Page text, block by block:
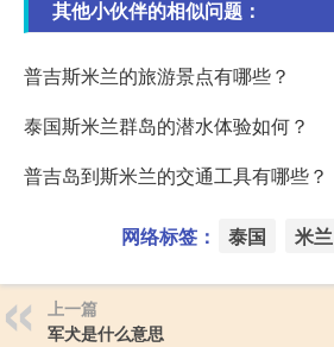
其他小伙伴的相似问题：
普吉斯米兰的旅游景点有哪些？
泰国斯米兰群岛的潜水体验如何？
普吉岛到斯米兰的交通工具有哪些？
网络标签： 泰国 米兰
上一篇
军犬是什么意思